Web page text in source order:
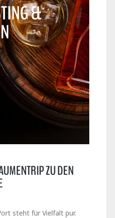
&
ZU DEN
steht für Vielfalt pur.